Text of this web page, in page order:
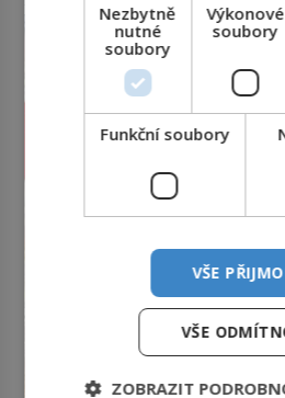
Nezbytně
nutné
soubory
Výkonové
soubory
Funkční soubory
VŠE
VŠE
ZOBRAZIT